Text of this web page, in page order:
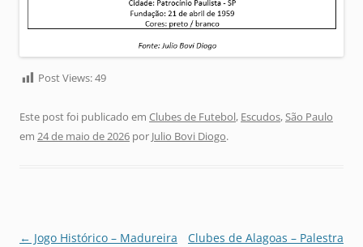
Post Views:49
Este post foi publicado em Clubes de Futebol, Escudos,São Paulo
em 24 de maio de 2026 por Julio Bovi Diogo.
Navegação
← Jogo Histórico – Madureira
Clubes de Alagoas – Palestra